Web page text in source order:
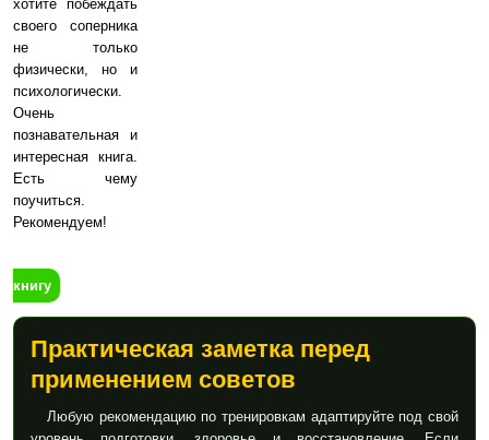
хотите побеждать
своего соперника
не только
физически, но и
психологически.
Очень
познавательная и
интересная книга.
Есть чему
поучиться.
Рекомендуем!
книгу
Практическая заметка перед
применением советов
Любую рекомендацию по тренировкам адаптируйте под свой